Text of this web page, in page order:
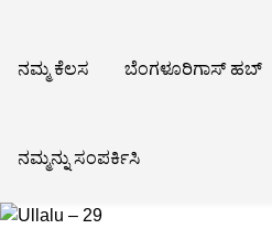
ನಮ್ಮ ಕೆಲಸ ಬೆಂಗಳೂರಿಗಾಸ್ ಹಬ್
ನಮ್ಮನ್ನು ಸಂಪರ್ಕಿಸಿ